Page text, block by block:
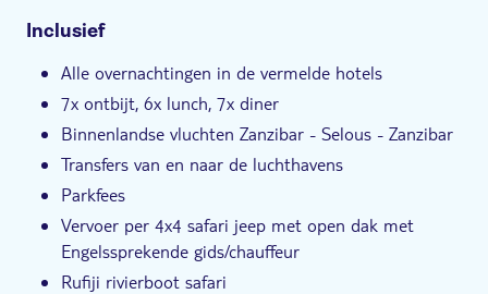
Inclusief
Alle overnachtingen in de vermelde hotels
7x ontbijt, 6x lunch, 7x diner
Binnenlandse vluchten Zanzibar - Selous - Zanzibar
Transfers van en naar de luchthavens
Parkfees
Vervoer per 4x4 safari jeep met open dak met
Engelssprekende gids/chauffeur
Rufiji rivierboot safari